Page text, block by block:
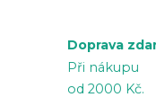
Doprava
Při nákupu
od 2000 Kč.